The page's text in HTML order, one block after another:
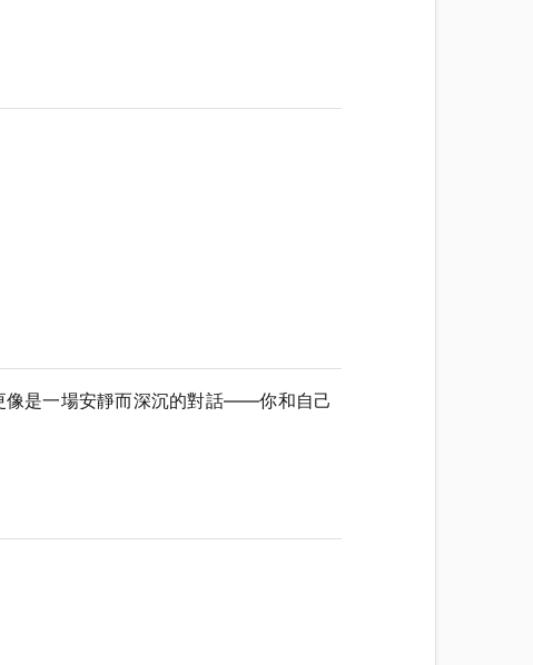
像是一場安靜而深沉的對話——你和自己